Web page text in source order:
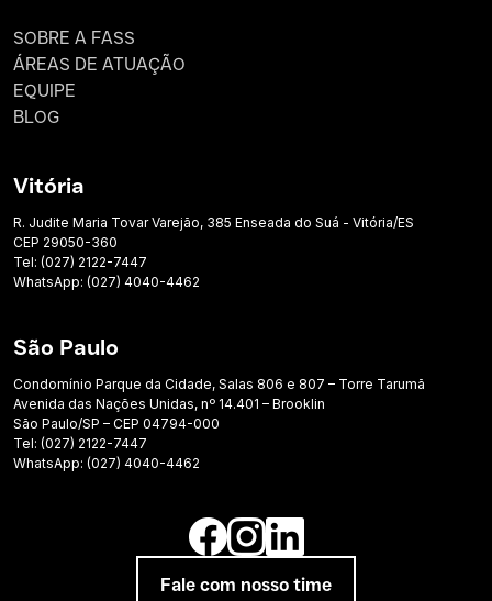
SOBRE A FASS
ÁREAS DE ATUAÇÃO
EQUIPE
BLOG
Vitória
R. Judite Maria Tovar Varejão, 385 Enseada do Suá - Vitória/ES
CEP 29050-360
Tel: (027) 2122-7447
WhatsApp: (027) 4040-4462
São Paulo
Condomínio Parque da Cidade, Salas 806 e 807 – Torre Tarumã
Avenida das Nações Unidas, nº 14.401 – Brooklin
São Paulo/SP – CEP 04794-000
Tel: (027) 2122-7447
WhatsApp: (027) 4040-4462
Fale com nosso time